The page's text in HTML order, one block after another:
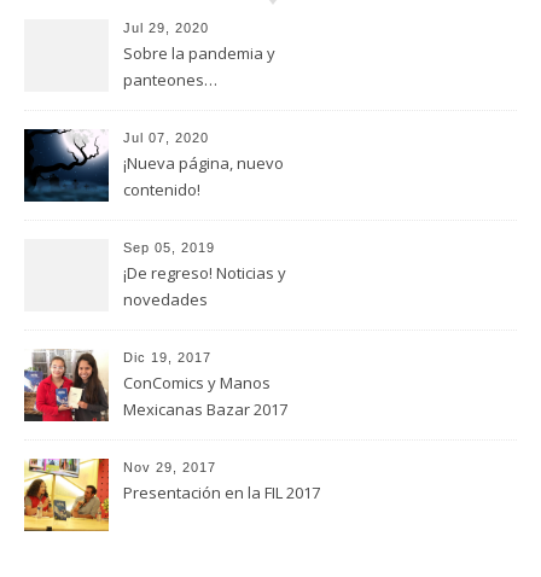
Jul 29, 2020
Sobre la pandemia y
panteones…
Jul 07, 2020
¡Nueva página, nuevo
contenido!
Sep 05, 2019
¡De regreso! Noticias y
novedades
Dic 19, 2017
ConComics y Manos
Mexicanas Bazar 2017
Nov 29, 2017
Presentación en la FIL 2017